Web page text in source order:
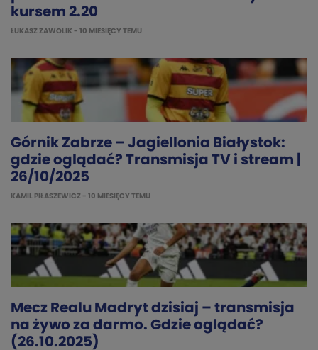
kursem 2.20
ŁUKASZ ZAWOLIK - 10 MIESIĘCY TEMU
Górnik Zabrze – Jagiellonia Białystok:
gdzie oglądać? Transmisja TV i stream |
26/10/2025
KAMIL PIŁASZEWICZ - 10 MIESIĘCY TEMU
Mecz Realu Madryt dzisiaj – transmisja
na żywo za darmo. Gdzie oglądać?
(26.10.2025)